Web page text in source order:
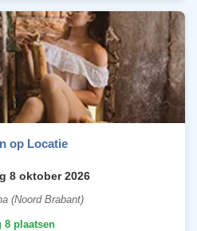
op Locatie
8 oktober 2026
(Noord Brabant)
8 plaatsen